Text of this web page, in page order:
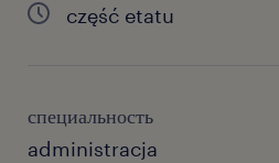
część etatu
специальность
administracja